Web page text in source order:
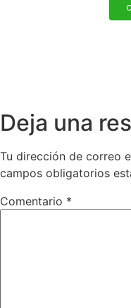
Deja una
Tu dirección de correo
campos obligatorios
Comentario *